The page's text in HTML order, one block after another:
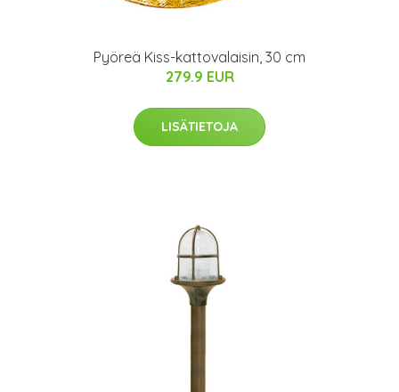
Pyöreä Kiss-kattovalaisin, 30 cm
279.9 EUR
LISÄTIETOJA